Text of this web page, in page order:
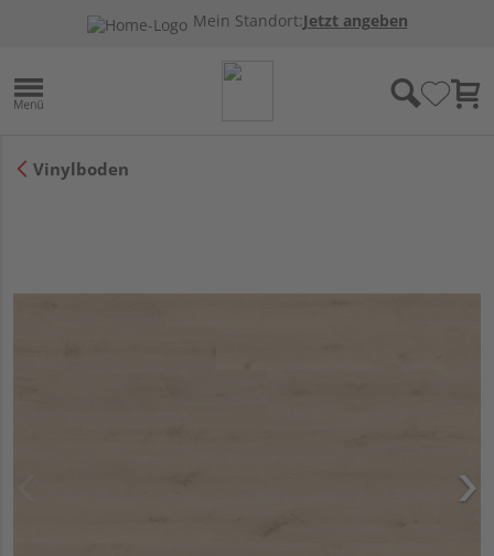
Mein Standort:Jetzt angeben
Vinylboden